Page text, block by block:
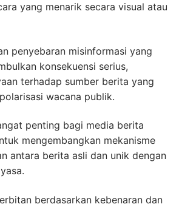
yang menarik secara visual atau
penyebaran misinformasi yang
konsekuensi serius,
terhadap sumber berita yang
wacana publik.
penting bagi media berita
mengembangkan mekanisme
antara berita asli dan unik dengan
berdasarkan kebenaran dan